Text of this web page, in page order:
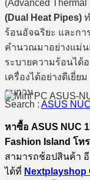
(Advanced
(Dual Heat Pipes)
ร้อนอัจฉริยะ และกา
คำนวณมาอย่างแม่น
ระบายความร้อนไ
เครื่องได้อย่างดีเยี่ย
รบกวน
Search : ASUS
หาซื้อ ASUS NUC
Fashion Island โท
สามารถช้อปสินค้า
ได้ที่ Nextplayshop